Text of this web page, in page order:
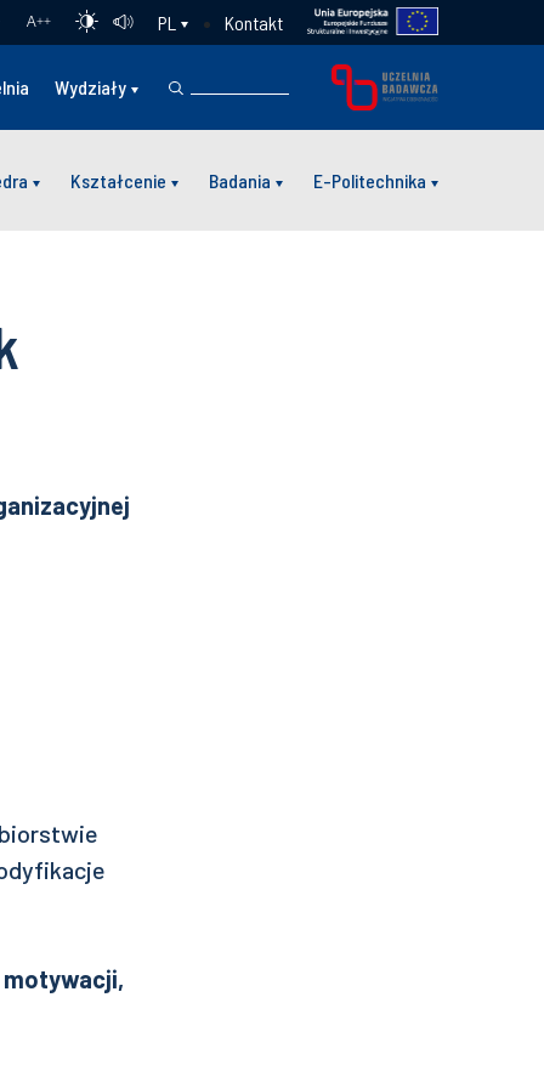
A++ PL Kontakt
Wydziały
Kształcenie Badania E-Politechnika